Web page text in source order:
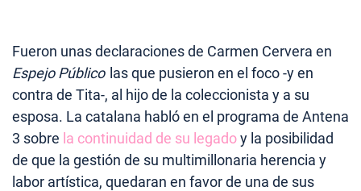
Fueron unas declaraciones de Carmen Cervera en
Espejo Público las que pusieron en el foco -y en
contra de Tita-, al hijo de la coleccionista y a su
esposa. La catalana habló en el programa de Antena
3 sobre la continuidad de su legadoy la posibilidad
de que la gestión de su multimillonaria herencia y
labor artística, quedaran en favor de una de sus